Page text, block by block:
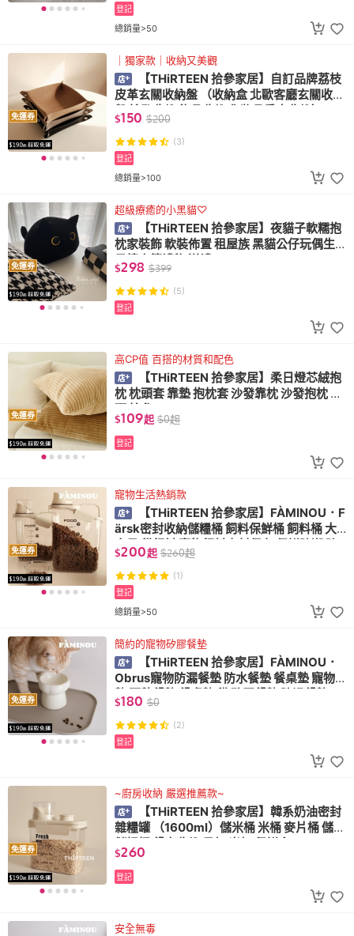
總銷量>50
登記
免運券
｜獨家款｜收納又美觀
【THiRTEEN 拾參家居】自訂品牌荔枝
皮革玄關收納盤 （收納盒 北歐客廳玄關收納
盤 鑰匙收納 飾品收納 化妝品香水收納）
$150 $200
(3)
總銷量>100
登記
免運券
超級療癒的小黑貓♡
【THiRTEEN 拾參家居】夜貓子軟糯抱
枕家裝飾 軟裝佈置 租屋族 黑貓公仔玩偶生
日情人節禮物 送禮
$298 $399
(5)
登記
免運券
高CP值 百搭的材質和配色
【THiRTEEN 拾參家居】柔日燈芯絨抱
枕 枕頭套 靠墊 抱枕套 沙發靠枕 沙發抱枕 枕
頭 拾參
$109起 $0起
登記
免運券
寵物生活熱銷款
【THiRTEEN 拾參家居】FÀMINOU．F
ärsk密封收納儲糧桶 飼料保鮮桶 飼料桶 大
容量 貓飼料 寵物飼料密封保存 保鮮防潮 防
蟲 寵物居家
$200起 $260起
(1)
總銷量>50
登記
免運券
簡約的寵物矽膠餐墊
【THiRTEEN 拾參家居】FÀMINOU．
Obrus寵物防漏餐墊 防水餐墊 餐桌墊 寵物
墊 隔熱餐墊 餐桌墊 貓 矽膠餐墊 防滑餐墊
$180 $0
(2)
登記
免運券
~廚房收納 嚴選推薦款~
【THiRTEEN 拾參家居】韓系奶油密封
雜糧罐 （1600ml）儲米桶 米桶 麥片桶 儲糧
儲糧桶 餐廚收納 量杯 米杯 保鮮盒
$260
登記
安全無毒